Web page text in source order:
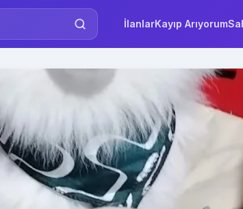
İlanlarKayıp Arıyorum